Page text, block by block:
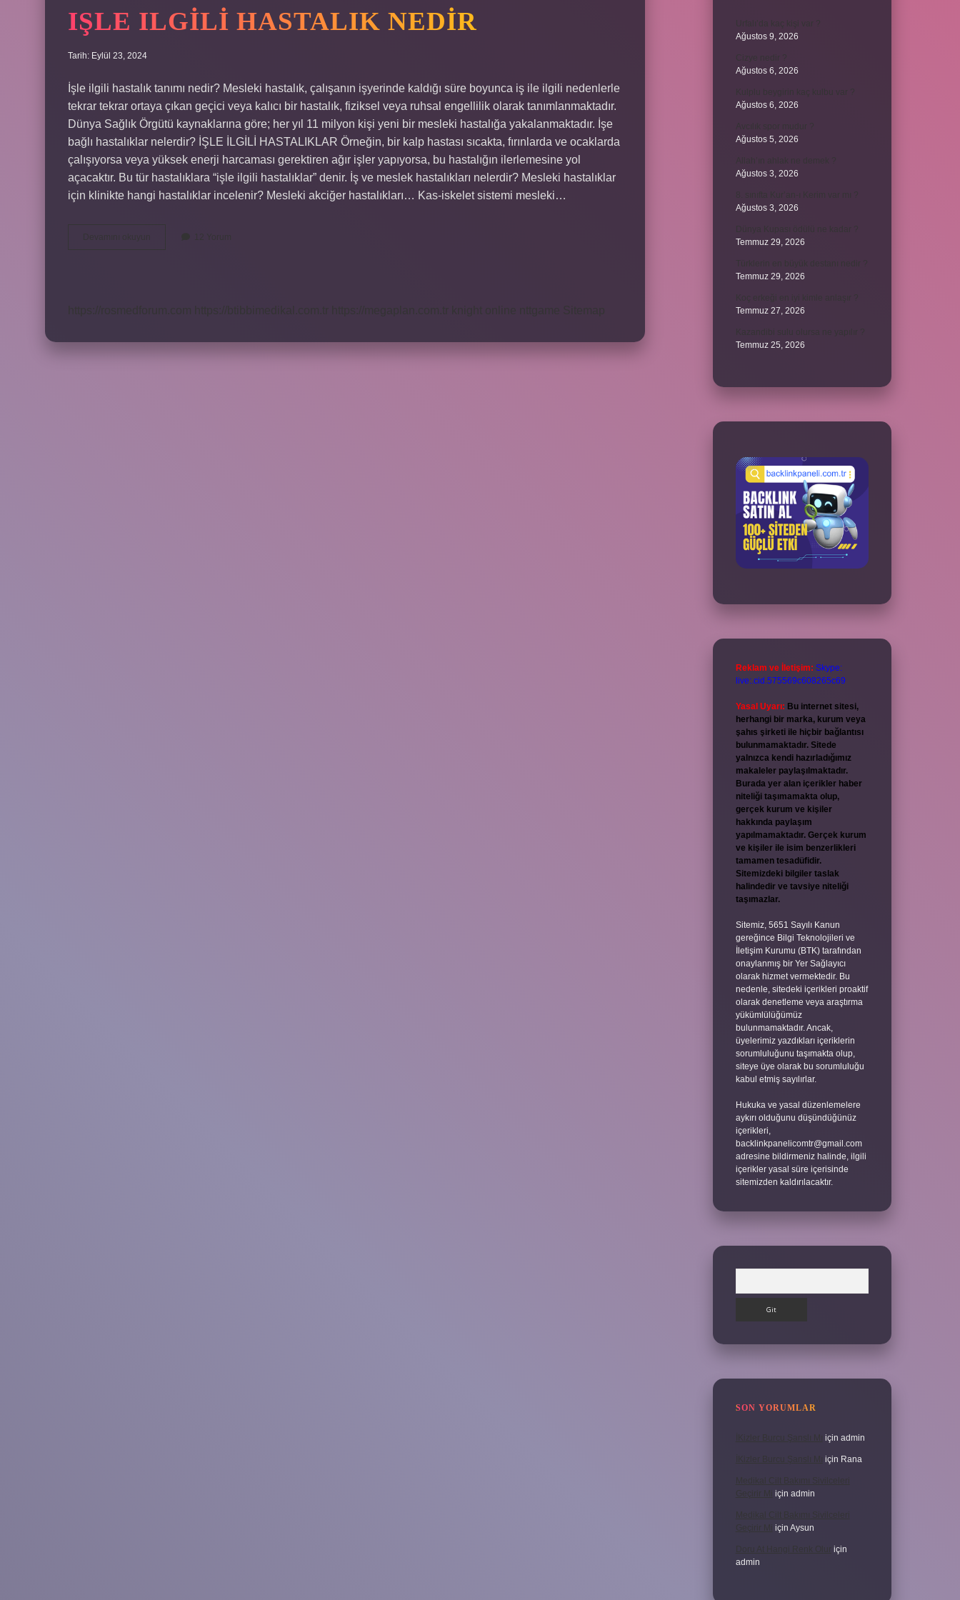
IŞLE ILGILI HASTALIK NEDIR
Tarih: Eylül 23, 2024
İşle ilgili hastalık tanımı nedir? Mesleki hastalık, çalışanın işyerinde kaldığı süre boyunca iş ile ilgili nedenlerle
tekrar tekrar ortaya çıkan geçici veya kalıcı bir hastalık, fiziksel veya ruhsal engellilik olarak tanımlanmaktadır.
Dünya Sağlık Örgütü kaynaklarına göre; her yıl 11 milyon kişi yeni bir mesleki hastalığa yakalanmaktadır. İşe
bağlı hastalıklar nelerdir? İŞLE İLGİLİ HASTALIKLAR Örneğin, bir kalp hastası sıcakta, fırınlarda ve ocaklarda
çalışıyorsa veya yüksek enerji harcaması gerektiren ağır işler yapıyorsa, bu hastalığın ilerlemesine yol
açacaktır. Bu tür hastalıklara “işle ilgili hastalıklar” denir. İş ve meslek hastalıkları nelerdir? Mesleki hastalıklar
için klinikte hangi hastalıklar incelenir? Mesleki akciğer hastalıkları… Kas-iskelet sistemi mesleki…
Ağustos 9, 2026
Ağustos 6, 2026
Ağustos 6, 2026
Ağustos 5, 2026
Ağustos 3, 2026
Ağustos 3, 2026
Temmuz 29, 2026
Temmuz 29, 2026
Temmuz 27, 2026
Temmuz 25, 2026
Reklam ve İletişim: Skype:
live:.cid.575569c608265c69
Yasal Uyarı: Bu internet sitesi,
herhangi bir marka, kurum veya
şahıs şirketi ile hiçbir bağlantısı
bulunmamaktadır. Sitede
yalnızca kendi hazırladığımız
makaleler paylaşılmaktadır.
Burada yer alan içerikler haber
niteliği taşımamakta olup,
gerçek kurum ve kişiler
hakkında paylaşım
yapılmamaktadır. Gerçek kurum
ve kişiler ile isim benzerlikleri
tamamen tesadüfidir.
Sitemizdeki bilgiler taslak
halindedir ve tavsiye niteliği
taşımazlar.
Sitemiz, 5651 Sayılı Kanun
gereğince Bilgi Teknolojileri ve
İletişim Kurumu (BTK) tarafından
onaylanmış bir Yer Sağlayıcı
olarak hizmet vermektedir. Bu
nedenle, sitedeki içerikleri proaktif
olarak denetleme veya araştırma
yükümlülüğümüz
bulunmamaktadır. Ancak,
üyelerimiz yazdıkları içeriklerin
sorumluluğunu taşımakta olup,
siteye üye olarak bu sorumluluğu
kabul etmiş sayılırlar.
Hukuka ve yasal düzenlemelere
aykırı olduğunu düşündüğünüz
içerikleri,
backlinkpanelicomtr@gmail.com
adresine bildirmeniz halinde, ilgili
içerikler yasal süre içerisinde
sitemizden kaldırılacaktır.
SON YORUMLAR
İKizler Burcu Şanslı Mı için admin
İKizler Burcu Şanslı Mı için Rana
Medikal Cilt Bakımı Sivilceleri
Geçirir Mi için admin
Medikal Cilt Bakımı Sivilceleri
Geçirir Mi için Aysun
Doru At Hangi Renk Olur için
admin